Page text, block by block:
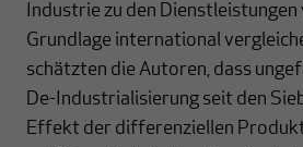
Industrie zu den Dienstleistungen
Grundlage international
schätzten die Autoren, dass
De-Industrialisierung seit den
Effekt der differenziellen